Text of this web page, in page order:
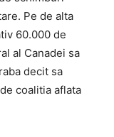
Pe de alta
60.000 de
al Canadei sa
decit sa
coalitia aflata